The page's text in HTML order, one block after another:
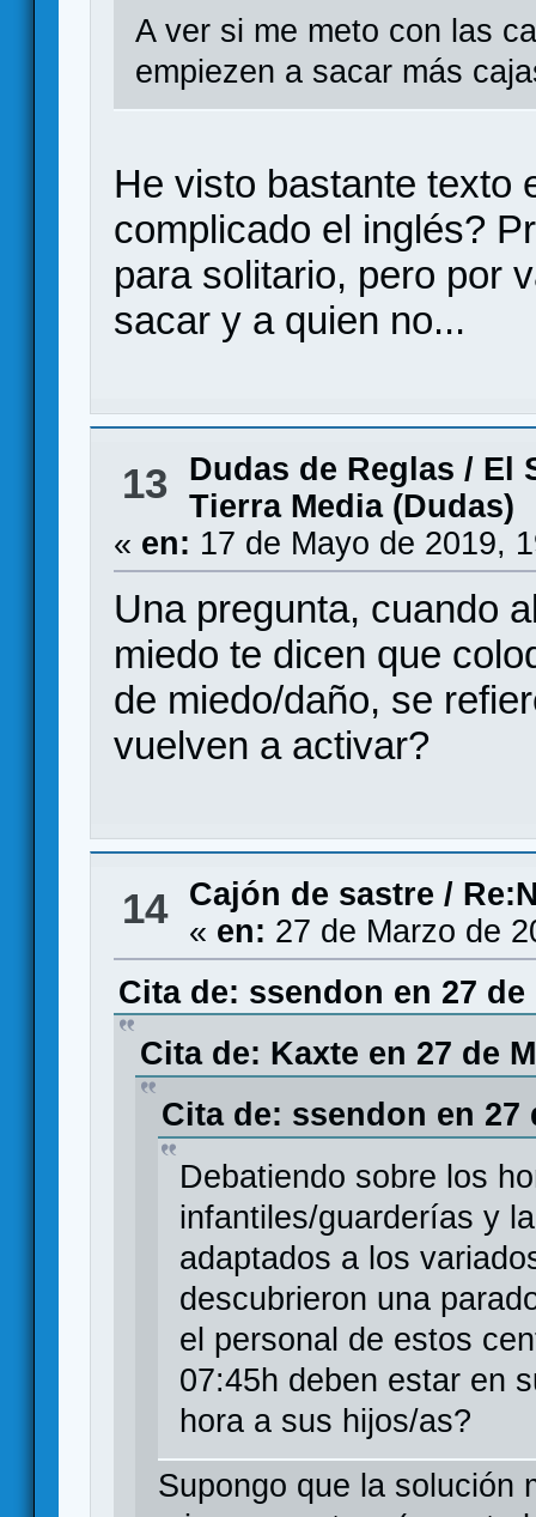
A ver si me meto con las
empiezen a sacar más
He visto bastante texto
complicado el inglés?
para solitario, pero por
sacar y a quien no...
13 Dudas de Reglas / El
Tierra Media (Dudas)
« en: 17 de Mayo de 2019,
Una pregunta, cuando
miedo te dicen que
de miedo/daño, se
vuelven a activar?
14 Cajón de sastre /
« en: 27 de Marzo de
Cita de: ssendon en 27 de
Cita de: Kaxte en 27 de
Cita de: ssendon en 27
Debatiendo sobre los
infantiles/guarderías y
adaptados a los
descubrieron una
el personal de estos
07:45h deben estar en
hora a sus hijos/as?
Supongo que la solución